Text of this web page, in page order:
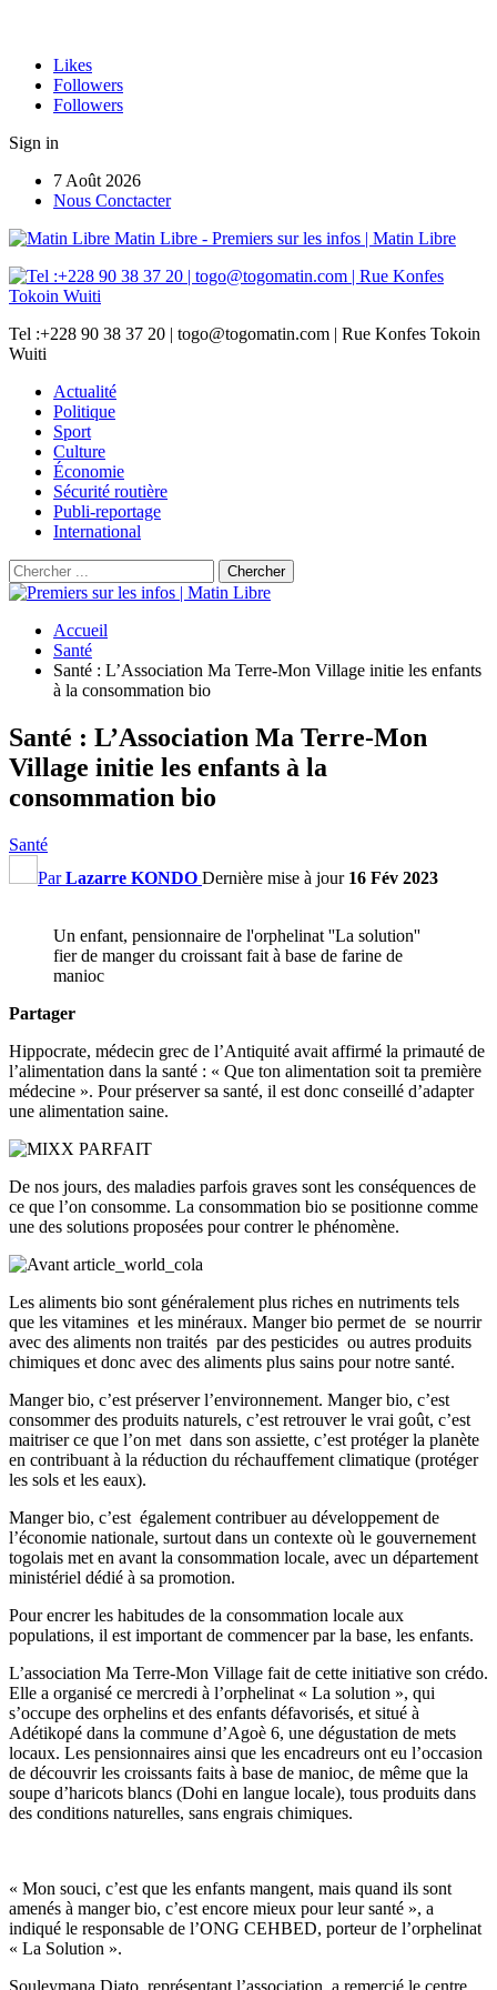
Likes
Followers
Followers
Sign in
7 Août 2026
Nous Conctacter
Matin Libre - Premiers sur les infos | Matin Libre
Tel :+228 90 38 37 20 | togo@togomatin.com | Rue Konfes Tokoin
Wuiti
Actualité
Politique
Sport
Culture
Économie
Sécurité routière
Publi-reportage
International
Accueil
Santé
Santé : L’Association Ma Terre-Mon Village initie les enfants
à la consommation bio
Santé : L’Association Ma Terre-Mon
Village initie les enfants à la
consommation bio
Santé
ParLazarre KONDO Dernière mise à jour 16 Fév 2023
Un enfant, pensionnaire de l'orphelinat ''La solution''
fier de manger du croissant fait à base de farine de
manioc
Partager
Hippocrate, médecin grec de l’Antiquité avait affirmé la primauté de
l’alimentation dans la santé : « Que ton alimentation soit ta première
médecine ». Pour préserver sa santé, il est donc conseillé d’adapter
une alimentation saine.
De nos jours, des maladies parfois graves sont les conséquences de
ce que l’on consomme. La consommation bio se positionne comme
une des solutions proposées pour contrer le phénomène.
Les aliments bio sont généralement plus riches en nutriments tels
que les vitamines et les minéraux. Manger bio permet de se nourrir
avec des aliments non traités par des pesticides ou autres produits
chimiques et donc avec des aliments plus sains pour notre santé.
Manger bio, c’est préserver l’environnement. Manger bio, c’est
consommer des produits naturels, c’est retrouver le vrai goût, c’est
maitriser ce que l’on met dans son assiette, c’est protéger la planète
en contribuant à la réduction du réchauffement climatique (protéger
les sols et les eaux).
Manger bio, c’est également contribuer au développement de
l’économie nationale, surtout dans un contexte où le gouvernement
togolais met en avant la consommation locale, avec un département
ministériel dédié à sa promotion.
Pour encrer les habitudes de la consommation locale aux
populations, il est important de commencer par la base, les enfants.
L’association Ma Terre-Mon Village fait de cette initiative son crédo.
Elle a organisé ce mercredi à l’orphelinat « La solution », qui
s’occupe des orphelins et des enfants défavorisés, et situé à
Adétikopé dans la commune d’Agoè 6, une dégustation de mets
locaux. Les pensionnaires ainsi que les encadreurs ont eu l’occasion
de découvrir les croissants faits à base de manioc, de même que la
soupe d’haricots blancs (Dohi en langue locale), tous produits dans
des conditions naturelles, sans engrais chimiques.
« Mon souci, c’est que les enfants mangent, mais quand ils sont
amenés à manger bio, c’est encore mieux pour leur santé », a
indiqué le responsable de l’ONG CEHBED, porteur de l’orphelinat
« La Solution ».
Souleymana Djato, représentant l’association, a remercié le centre